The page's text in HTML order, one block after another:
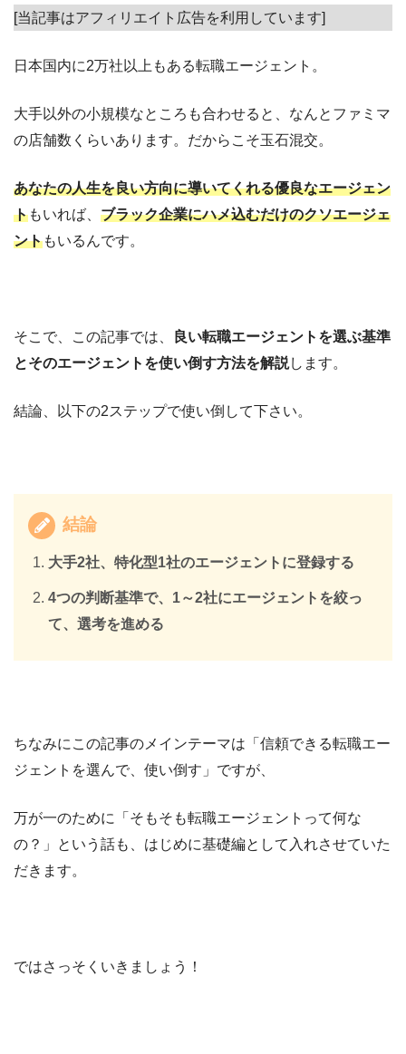
[当記事はアフィリエイト広告を利用しています]
日本国内に2万社以上もある転職エージェント。
大手以外の小規模なところも合わせると、なんとファミマ
の店舗数くらいあります。だからこそ玉石混交。
あなたの人生を良い方向に導いてくれる優良なエージェン
トもいれば、 ブラック企業にハメ込むだけのクソエージェ
ントもいるんです。
そこで、この記事では、
良い転職エージェントを選ぶ基準
とそのエージェントを使い倒す方法を解説します。
結論、以下の2ステップで使い倒して下さい。
結論
大手2社、特化型1社のエージェントに登録する
4つの判断基準で、1～2社にエージェントを絞っ
て、選考を進める
ちなみにこの記事のメインテーマは「信頼できる転職エー
ジェントを選んで、使い倒す」ですが、
万が一のために「そもそも転職エージェントって何な
の？」という話も、はじめに基礎編として入れさせていた
だきます。
ではさっそくいきましょう！